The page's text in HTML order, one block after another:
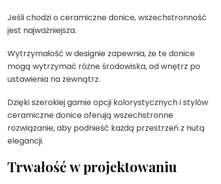
Jeśli chodzi o ceramiczne donice, wszechstronność
jest najważniejsza.
Wytrzymałość w designie zapewnia, że te donice
mogą wytrzymać różne środowiska, od wnętrz po
ustawienia na zewnątrz.
Dzięki szerokiej gamie opcji kolorystycznych i stylów
ceramiczne donice oferują wszechstronne
rozwiązanie, aby podnieść każdą przestrzeń z nutą
elegancji.
Trwałość w projektowaniu